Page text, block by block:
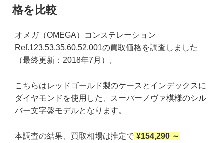
格を比較
オメガ（OMEGA）コンステレーション
Ref.123.53.35.60.52.001の買取価格を調査しました
（最終更新：2018年7月）。
こちらはレッドゴールド製のケースとインデックスに
ダイヤモンドを使用した、スーパーノヴァ模様のシル
バー文字盤モデルとなります。
本調査の結果、買取相場は推定で ¥154,290 ～